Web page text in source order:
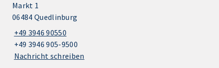
Markt 1
06484 Quedlinburg
+49 3946 90550
+49 3946 905-9500
Nachricht schreiben